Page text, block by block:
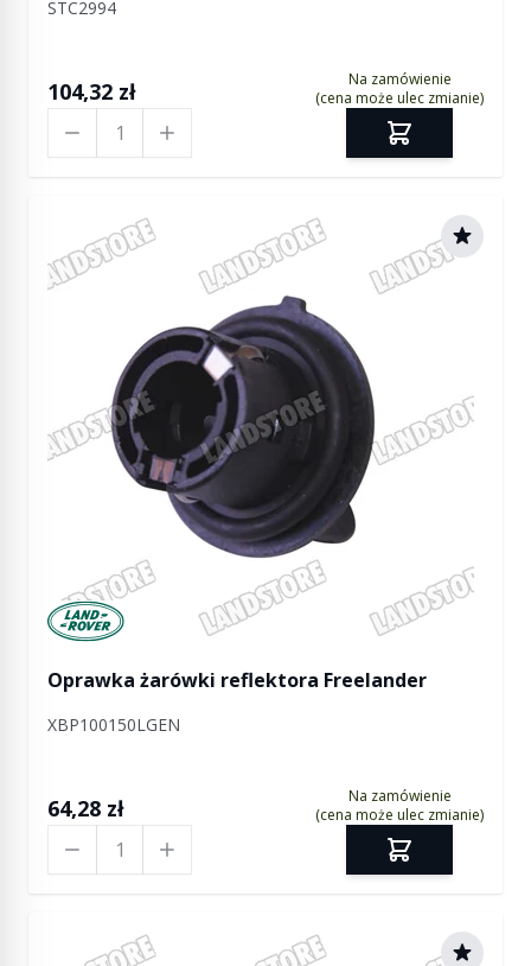
STC2994
104,32 zł
Na zamówienie
(cena może ulec zmianie)
Manufactured by Land rover
Oprawka żarówki reflektora Freelander
XBP100150LGEN
64,28 zł
Na zamówienie
(cena może ulec zmianie)